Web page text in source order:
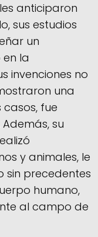
anticiparon
sus estudios
un
la
invenciones no
una
casos, fue
su
y animales, le
sin precedentes
humano,
al campo de